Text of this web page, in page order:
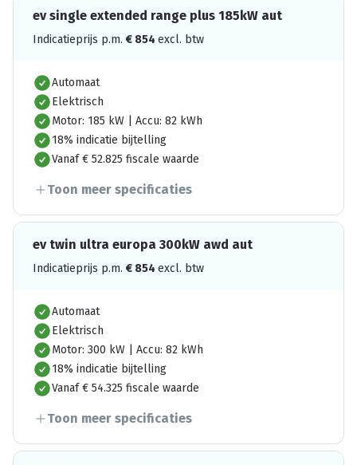
ev single extended range plus 185kW aut
Indicatieprijs p.m. € 854 excl. btw
Automaat
Elektrisch
Motor: 185 kW | Accu: 82 kWh
18% indicatie bijtelling
Vanaf € 52.825 fiscale waarde
Toon meer specificaties
ev twin ultra europa 300kW awd aut
Indicatieprijs p.m. € 854 excl. btw
Automaat
Elektrisch
Motor: 300 kW | Accu: 82 kWh
18% indicatie bijtelling
Vanaf € 54.325 fiscale waarde
Toon meer specificaties